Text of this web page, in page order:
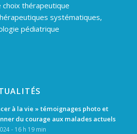
thérapeutique
systématiques,
pédiatrique
à la vie » témoignages photo et
du courage aux malades actuels
- 16 h 19 min